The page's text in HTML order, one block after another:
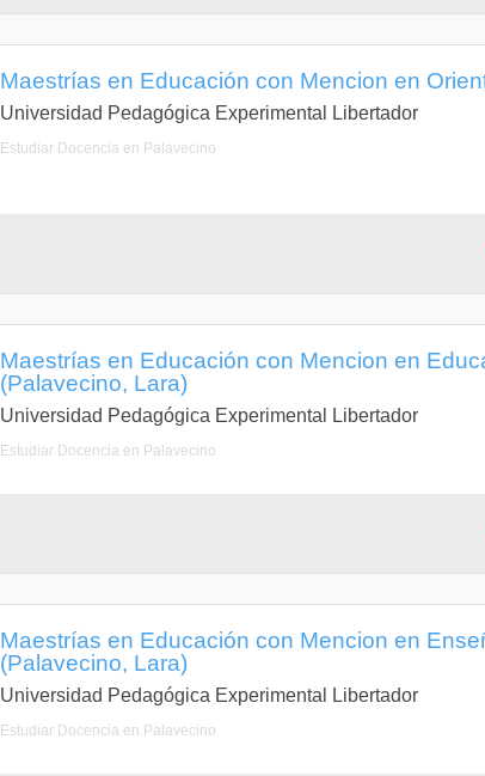
Maestrías en Educación con Mencion en
Universidad Pedagógica Experimental Libertador
Estudiar Docencia en Palavecino
Maestrías en Educación con Mencion en
(Palavecino, Lara)
Universidad Pedagógica Experimental Libertador
Estudiar Docencia en Palavecino
Maestrías en Educación con Mencion en
(Palavecino, Lara)
Universidad Pedagógica Experimental Libertador
Estudiar Docencia en Palavecino